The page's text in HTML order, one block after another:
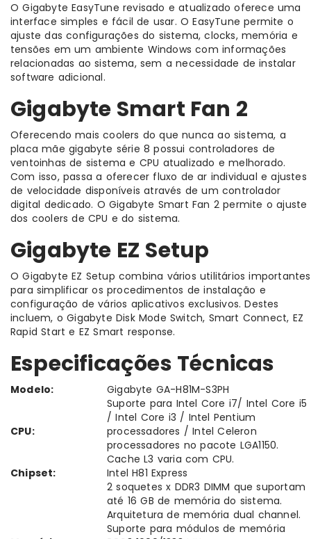
O Gigabyte EasyTune revisado e atualizado oferece uma
interface simples e fácil de usar. O EasyTune permite o
ajuste das configurações do sistema, clocks, memória e
tensões em um ambiente Windows com informações
relacionadas ao sistema, sem a necessidade de instalar
software adicional.
Gigabyte Smart Fan 2
Oferecendo mais coolers do que nunca ao sistema, a
placa mãe gigabyte série 8 possui controladores de
ventoinhas de sistema e CPU atualizado e melhorado.
Com isso, passa a oferecer fluxo de ar individual e ajustes
de velocidade disponíveis através de um controlador
digital dedicado. O Gigabyte Smart Fan 2 permite o ajuste
dos coolers de CPU e do sistema.
Gigabyte EZ Setup
O Gigabyte EZ Setup combina vários utilitários importantes
para simplificar os procedimentos de instalação e
configuração de vários aplicativos exclusivos. Destes
incluem, o Gigabyte Disk Mode Switch, Smart Connect, EZ
Rapid Start e EZ Smart response.
Especificações Técnicas
Modelo: Gigabyte GA-H81M-S3PH
CPU:
Suporte para Intel Core i7/ Intel Core i5
/ Intel Core i3 / Intel Pentium
processadores / Intel Celeron
processadores no pacote LGA1150.
Cache L3 varia com CPU.
Chipset:
Intel H81 Express
2 soquetes x DDR3 DIMM que suportam
até 16 GB de memória do sistema.
Arquitetura de memória dual channel.
Suporte para módulos de memória